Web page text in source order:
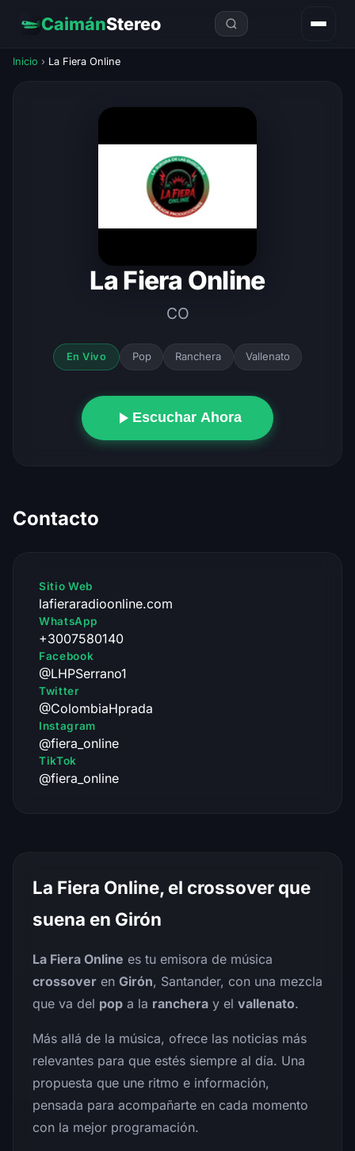
CaimánStereo
Inicio › La Fiera Online
La Fiera Online
CO
En Vivo Pop Ranchera Vallenato
Escuchar Ahora
Contacto
Sitio Web
lafieraradioonline.com
WhatsApp
+3007580140
Facebook
@LHPSerrano1
Twitter
@ColombiaHprada
Instagram
@fiera_online
TikTok
@fiera_online
La Fiera Online, el crossover que
suena en Girón
La Fiera Online es tu emisora de música
crossover en Girón, Santander, con una mezcla
que va del pop a la ranchera y el vallenato.
Más allá de la música, ofrece las noticias más
relevantes para que estés siempre al día. Una
propuesta que une ritmo e información,
pensada para acompañarte en cada momento
con la mejor programación.